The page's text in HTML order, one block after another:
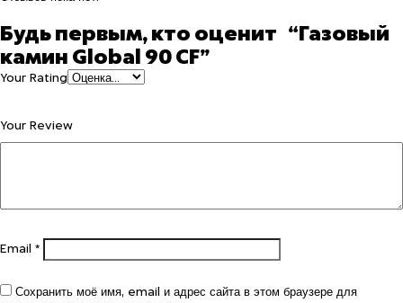
Будь первым, кто оценит “Газовый
камин Global 90 CF”
Your Rating
Your Review
Email *
Сохранить моё имя, email и адрес сайта в этом браузере для